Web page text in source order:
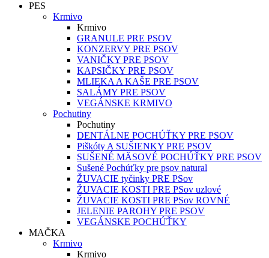
PES
Krmivo
Krmivo
GRANULE PRE PSOV
KONZERVY PRE PSOV
VANIČKY PRE PSOV
KAPSIČKY PRE PSOV
MLIEKA A KAŠE PRE PSOV
SALÁMY PRE PSOV
VEGÁNSKE KRMIVO
Pochutiny
Pochutiny
DENTÁLNE POCHÚŤKY PRE PSOV
Piškóty A SUŠIENKY PRE PSOV
SUŠENÉ MÄSOVÉ POCHÚŤKY PRE PSOV
Sušené Pochúťky pre psov natural
ŽUVACIE tyčinky PRE PSov
ŽUVACIE KOSTI PRE PSov uzlové
ŽUVACIE KOSTI PRE PSov ROVNÉ
JELENIE PAROHY PRE PSOV
VEGÁNSKE POCHÚŤKY
MAČKA
Krmivo
Krmivo